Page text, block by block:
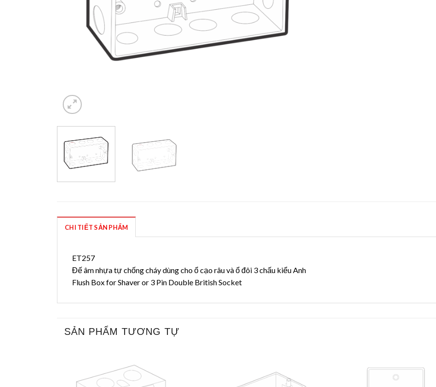
CHI TIẾT SẢN PHẨM
ET257
Đế âm nhựa tự chống cháy dùng cho ổ cạo râu và ổ đôi 3 chấu kiểu Anh
Flush Box for Shaver or 3 Pin Double British Socket
SẢN PHẨM TƯƠNG TỰ